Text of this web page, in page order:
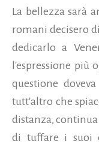
La bellezza sarà
romani decisero
dedicarlo a
l'espressione più
questione
tutt'altro che
distanza,
di tuffare i suoi